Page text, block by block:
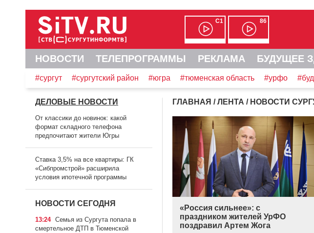
С1 86
НОВОСТИ ТЕЛЕПРОГРАММЫ РЕКЛАМА БУДУЩЕЕ
#сургут #сургутский район #югра #тюменская область #урфо
ГЛАВНАЯ /ЛЕНТА / НОВОСТИ
«Россия сильнее»: с
праздником жителей УрФО
поздравил Артем Жога
ДЕЛОВЫЕ НОВОСТИ
От классики до новинок: какой
формат складного телефона
предпочитают жители Югры
Ставка 3,5% на все квартиры: ГК
«Сибпромстрой» расширила
условия ипотечной программы
НОВОСТИ СЕГОДНЯ
13:24 Семья из Сургута попала в
смертельное ДТП в Тюменской